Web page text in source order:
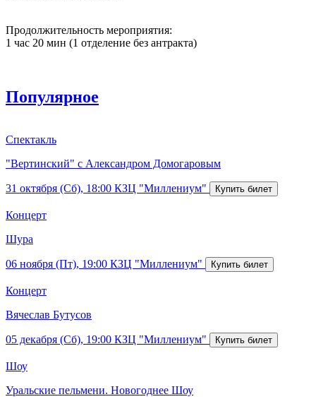
Продолжительность мероприятия:
1 час 20 мин (1 отделение без антракта)
Популярное
Спектакль
"Вертинский" с Александром Домогаровым
31 октября (Сб), 18:00 КЗЦ "Миллениум"
Концерт
Шура
06 ноября (Пт), 19:00 КЗЦ "Миллениум"
Концерт
Вячеслав Бутусов
05 декабря (Сб), 19:00 КЗЦ "Миллениум"
Шоу
Уральские пельмени. Новогоднее Шоу